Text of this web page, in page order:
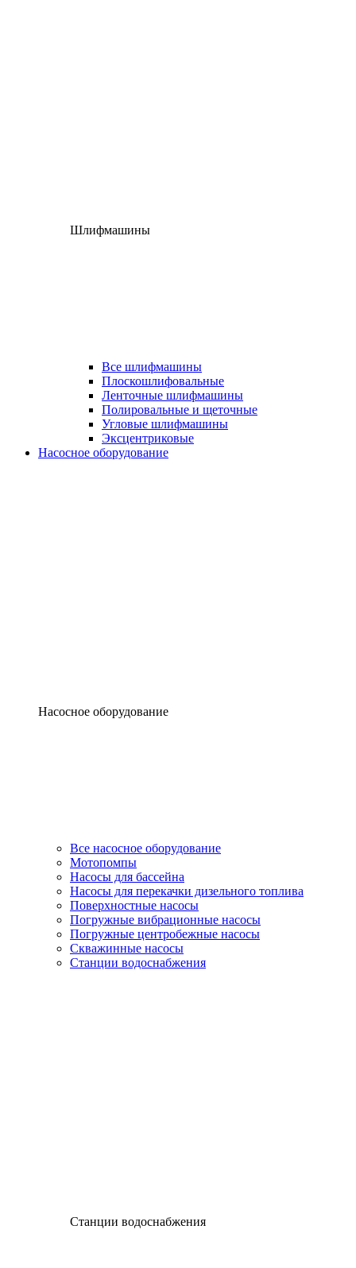
Шлифмашины
Все шлифмашины
Плоскошлифовальные
Ленточные шлифмашины
Полировальные и щеточные
Угловые шлифмашины
Эксцентриковые
Насосное оборудование
Насосное оборудование
Все насосное оборудование
Мотопомпы
Насосы для бассейна
Насосы для перекачки дизельного топлива
Поверхностные насосы
Погружные вибрационные насосы
Погружные центробежные насосы
Скважинные насосы
Станции водоснабжения
Станции водоснабжения